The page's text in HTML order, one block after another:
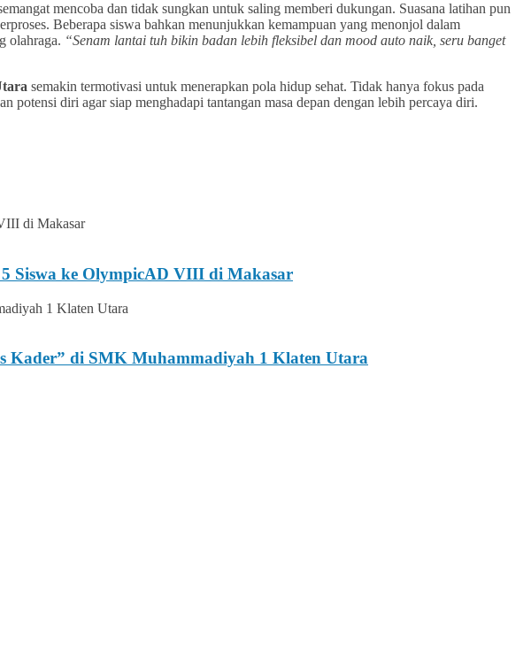
mencoba dan tidak sungkan untuk saling memberi dukungan. Suasana latihan pun
Beberapa siswa bahkan menunjukkan kemampuan yang menonjol dalam
olahraga. “Senam lantai tuh bikin badan lebih fleksibel dan mood auto naik, seru banget
semakin termotivasi untuk menerapkan pola hidup sehat. Tidak hanya fokus pada
diri agar siap menghadapi tantangan masa depan dengan lebih percaya diri.
Siswa ke OlympicAD VIII di Makasar
Kader” di SMK Muhammadiyah 1 Klaten Utara